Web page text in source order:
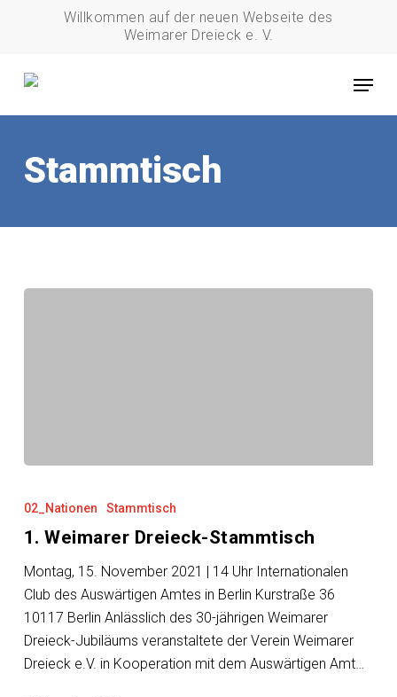
content
Willkommen auf der neuen Webseite des
Weimarer Dreieck e. V.
Menu
Stammtisch
Weimarer
Stammtisch
02_Nationen Stammtisch
1. Weimarer Dreieck-Stammtisch
Montag, 15. November 2021 | 14 Uhr Internationalen
Club des Auswärtigen Amtes in Berlin Kurstraße 36
10117 Berlin Anlässlich des 30-jährigen Weimarer
Dreieck-Jubiläums veranstaltete der Verein Weimarer
Dreieck e.V. in Kooperation mit dem Auswärtigen Amt…